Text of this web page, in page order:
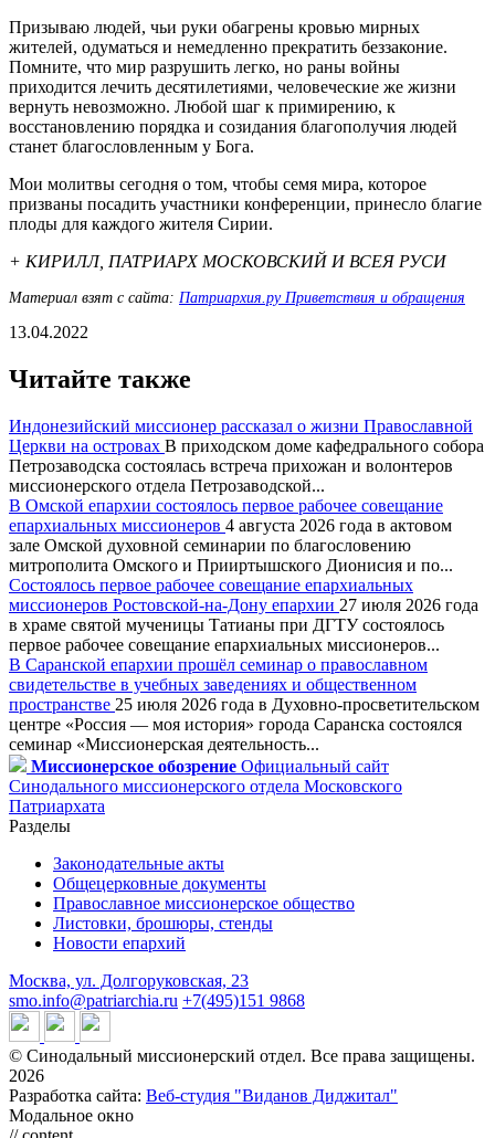
Призываю людей, чьи руки обагрены кровью мирных
жителей, одуматься и немедленно прекратить беззаконие.
Помните, что мир разрушить легко, но раны войны
приходится лечить десятилетиями, человеческие же жизни
вернуть невозможно. Любой шаг к примирению, к
восстановлению порядка и созидания благополучия людей
станет благословленным у Бога.
Мои молитвы сегодня о том, чтобы семя мира, которое
призваны посадить участники конференции, принесло благие
плоды для каждого жителя Сирии.
+ КИРИЛЛ, ПАТРИАРХ МОСКОВСКИЙ И ВСЕЯ РУСИ
Материал взят с сайта: Патриархия.ру Приветствия и обращения
13.04.2022
Читайте также
Индонезийский миссионер рассказал о жизни Православной
Церкви на островах В приходском доме кафедрального собора
Петрозаводска состоялась встреча прихожан и волонтеров
миссионерского отдела Петрозаводской...
В Омской епархии состоялось первое рабочее совещание
епархиальных миссионеров 4 августа 2026 года в актовом
зале Омской духовной семинарии по благословению
митрополита Омского и Прииртышского Дионисия и по...
Состоялось первое рабочее совещание епархиальных
миссионеров Ростовской-на-Дону епархии 27 июля 2026 года
в храме святой мученицы Татианы при ДГТУ состоялось
первое рабочее совещание епархиальных миссионеров...
В Саранской епархии прошёл семинар о православном
свидетельстве в учебных заведениях и общественном
пространстве 25 июля 2026 года в Духовно-просветительском
центре «Россия — моя история» города Саранска состоялся
семинар «Миссионерская деятельность...
Миссионерское обозрение Официальный сайт
Синодального миссионерского отдела Московского
Патриархата
Разделы
Законодательные акты
Общецерковные документы
Православное миссионерское общество
Листовки, брошюры, стенды
Новости епархий
Москва, ул. Долгоруковская, 23
smo.info@patriarchia.ru +7(495)151 9868
© Синодальный миссионерский отдел. Все права защищены.
2026
Разработка сайта: Веб-студия "Виданов Диджитал"
Модальное окно